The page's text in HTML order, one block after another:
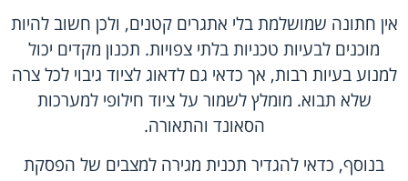
אין חתונה שמושלמת בלי אתגרים קטנים, ולכן חשוב להיות
מוכנים לבעיות טכניות בלתי צפויות. תכנון מקדים יכול
למנוע בעיות רבות, אך כדאי גם לדאוג לציוד גיבוי לכל צרה
שלא תבוא. מומלץ לשמור על ציוד חילופי למערכות
הסאונד והתאורה.
בנוסף, כדאי להגדיר תכנית מגירה למצבים של הפסקת